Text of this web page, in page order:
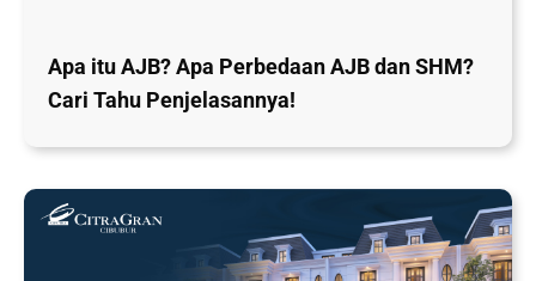
Apa itu AJB? Apa Perbedaan AJB dan SHM?
Cari Tahu Penjelasannya!